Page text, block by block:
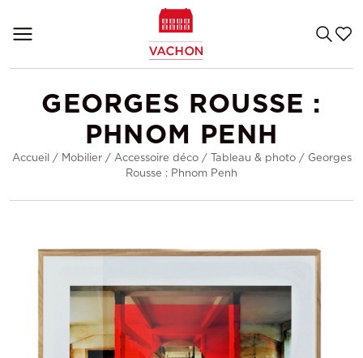
GEORGES ROUSSE :
PHNOM PENH
Accueil / Mobilier/ Accessoire déco/ Tableau & photo/ Georges
Rousse : Phnom Penh